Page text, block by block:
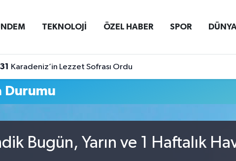
TEKNOLOJİ ÖZEL HABER SPOR DÜNYA
Karadeniz’in Lezzet Sofrası Ordu
Durumu
Bugün, Yarın ve 1 Haftalık